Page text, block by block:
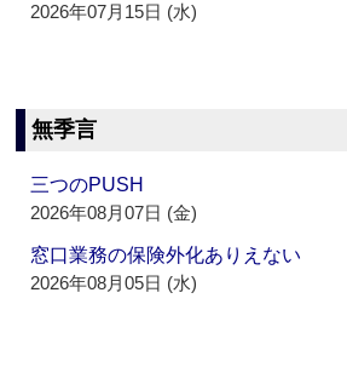
2026年07月15日 (水)
無季言
三つのPUSH
2026年08月07日 (金)
窓口業務の保険外化ありえない
2026年08月05日 (水)